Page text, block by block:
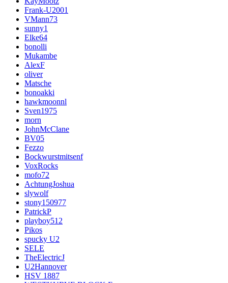
Frank-U2001
VMann73
sunny1
Elke64
bonolli
Mukambe
AlexF
oliver
Matsche
bonoakki
hawkmoonnl
Sven1975
morn
JohnMcClane
BV05
Fezzo
Bockwurstmitsenf
VoxRocks
mofo72
AchtungJoshua
slywolf
stony150977
PatrickP
playboy512
Pikos
spucky U2
SELE
TheElectricJ
U2Hannover
HSV 1887